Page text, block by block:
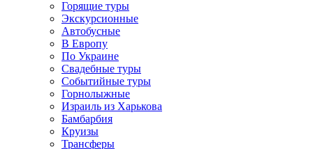
Горящие туры
Экскурсионные
Автобусные
В Европу
По Украине
Свадебные туры
Событийные туры
Горнолыжные
Израиль из Харькова
Бамбарбия
Круизы
Трансферы